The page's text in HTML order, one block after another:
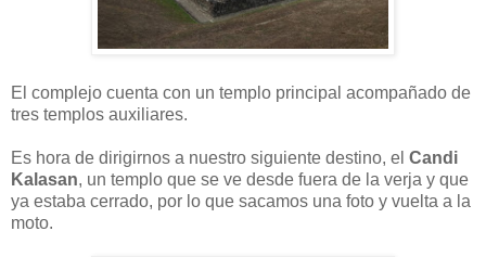
El complejo cuenta con un templo principal acompañado de
tres templos auxiliares.
Es hora de dirigirnos a nuestro siguiente destino, el Candi
Kalasan, un templo que se ve desde fuera de la verja y que
ya estaba cerrado, por lo que sacamos una foto y vuelta a la
moto.